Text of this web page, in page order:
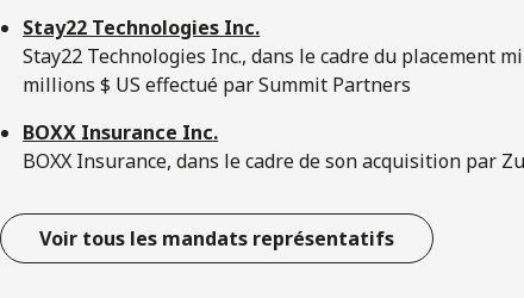
Stay22 Technologies Inc.
Stay22 Technologies Inc., dans le cadre du placement
millions $ US effectué par Summit Partners
BOXX Insurance Inc.
BOXX Insurance, dans le cadre de son acquisition par
Voir tous les mandats représentatifs